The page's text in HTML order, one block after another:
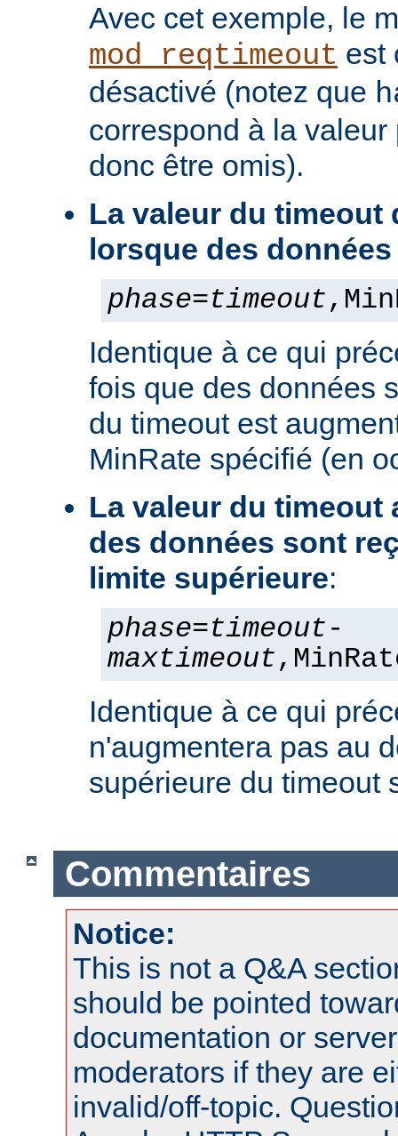
Avec cet exemple, le
mod_reqtimeout est
désactivé (notez que
correspond à la
donc être omis).
La valeur du timeout
lorsque des
phase=timeout
Identique à ce qui
fois que des données
du timeout est
MinRate spécifié (en
La valeur du timeout
des données sont
limite supérieure:
phase=timeout-
maxtimeout
Identique à ce qui
n'augmentera pas au
supérieure du timeout
Commentaires
Notice:
This is not a Q&A
should be pointed
documentation or
moderators if they are
invalid/off-topic.